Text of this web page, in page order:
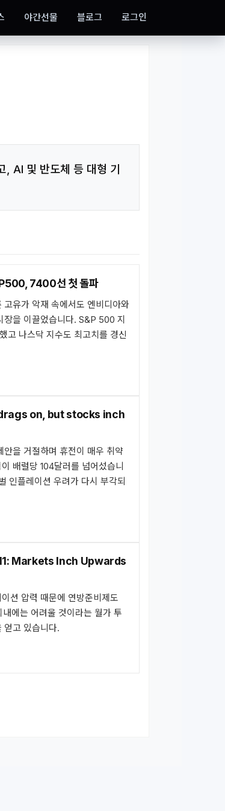
야간선물 블로그 로그인
AI 및 반도체 등 대형 기
7400선 첫 돌파
유가 악재 속에서도 엔비디아와
장을 이끌었습니다. S&P 500 지
고 나스닥 지수도 최고치를 경신
on, but stocks inch
을 거절하며 휴전이 매우 취약
배럴당 104달러를 넘어섰습니
인플레이션 우려가 다시 부각되
Markets Inch Upwards
션 압력 때문에 연방준비제도
에는 어려울 것이라는 월가 투
얻고 있습니다.